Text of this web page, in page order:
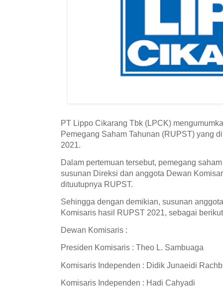
PT Lippo Cikarang Tbk (LPCK)
Pemegang Saham Tahunan (RUPST) yang
2021.
Dalam pertemuan tersebut, pemegang
susunan Direksi dan anggota Dewan
dituutupnya RUPST.
Sehingga dengan demikian, susunan
Komisaris hasil RUPST 2021, sebagai
Dewan Komisaris :
Presiden Komisaris : Theo L. Sambuaga
Komisaris Independen : Didik Junaeidi
Komisaris Independen : Hadi Cahyadi